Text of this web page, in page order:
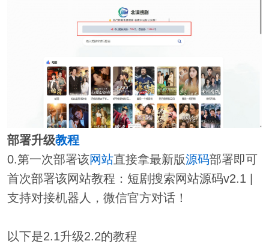
部署升级教程
0.第一次部署该网站直接拿最新版源码部署即可
首次部署该网站教程：短剧搜索网站源码v2.1 |
支持对接机器人，微信官方对话！
以下是2.1升级2.2的教程